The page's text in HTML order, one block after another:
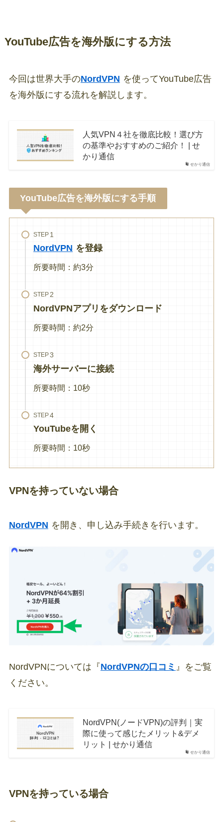
YouTube広告を海外版にする方法
今回は世界大手のNordVPN を使ってYouTube広告
を海外版にする流れを解説します。
せかり通信
人気VPN４社を徹底比較！選び方
の基準やおすすめのご紹介！ | せ
かり通信
YouTube広告を海外版にする手順
STEP
NordVPN を登録
所要時間：約3分
STEP
NordVPNアプリをダウンロード
所要時間：約2分
STEP
海外サーバーに接続
所要時間：10秒
STEP
YouTubeを開く
所要時間：10秒
VPNを持っていない場合
NordVPN を開き、申し込み手続きを行います。
NordVPNについては『NordVPNの口コミ 』をご覧
ください。
せかり通信
NordVPN(ノードVPN)の評判｜実
際に使って感じたメリット&デメ
リット | せかり通信
VPNを持っている場合